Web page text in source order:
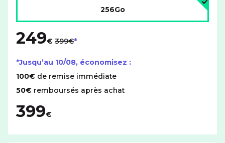
256Go
249€ 399€
*Jusqu’au 10/08, économisez :
100€ de remise immédiate
50€ remboursés après achat
399€